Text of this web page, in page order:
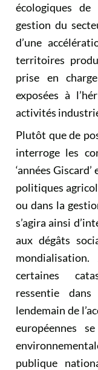
écologiques
gestion du
d’une
territoires
prise en
exposées à
activités
Plutôt que de
interroge les
‘années
politiques
ou dans la
s’agira ainsi
aux dégâts
certaines
ressentie
lendemain de
européennes
publique